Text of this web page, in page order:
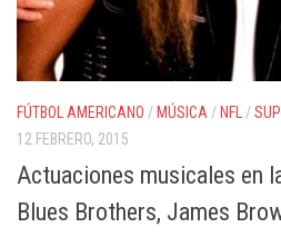
FÚTBOL AMERICANO / MÚSICA / NFL /
12 FEBRERO, 2015
Actuaciones musicales en
Blues Brothers, James